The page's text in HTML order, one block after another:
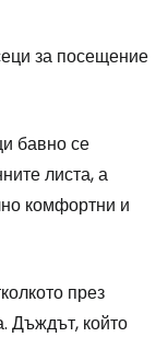
за посещение
бавно се
листа, а
комфортни и
през
Дъждът, който